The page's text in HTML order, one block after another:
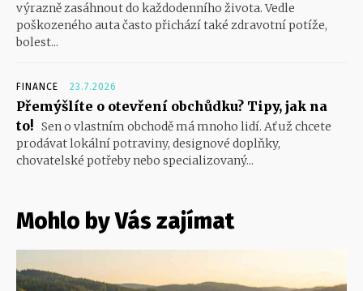
výrazně zasáhnout do každodenního života. Vedle
poškozeného auta často přichází také zdravotní potíže,
bolest...
FINANCE 23.7.2026
Přemýšlíte o otevření obchůdku? Tipy, jak na
to! Sen o vlastním obchodě má mnoho lidí. Ať už chcete
prodávat lokální potraviny, designové doplňky,
chovatelské potřeby nebo specializovaný...
Mohlo by Vás zajímat